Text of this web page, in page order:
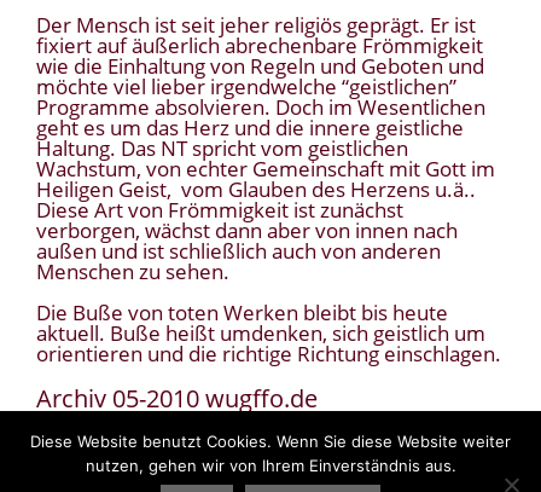
Der Mensch ist seit jeher religiös geprägt. Er ist
fixiert auf äußerlich abrechenbare Frömmigkeit
wie die Einhaltung von Regeln und Geboten und
möchte viel lieber irgendwelche “geistlichen”
Programme absolvieren. Doch im Wesentlichen
geht es um das Herz und die innere geistliche
Haltung. Das NT spricht vom geistlichen
Wachstum, von echter Gemeinschaft mit Gott im
Heiligen Geist, vom Glauben des Herzens u.ä..
Diese Art von Frömmigkeit ist zunächst
verborgen, wächst dann aber von innen nach
außen und ist schließlich auch von anderen
Menschen zu sehen.
Die Buße von toten Werken bleibt bis heute
aktuell. Buße heißt umdenken, sich geistlich um
orientieren und die richtige Richtung einschlagen.
Archiv 05-2010 wugffo.de
Diese Website benutzt Cookies. Wenn Sie diese Website weiter
nutzen, gehen wir von Ihrem Einverständnis aus.